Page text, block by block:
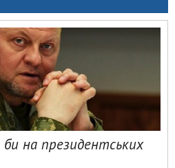
на президентських